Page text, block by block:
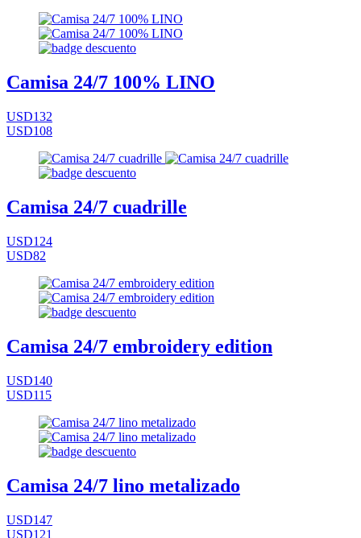
Camisa 24/7 100% LINO
USD132
USD108
Camisa 24/7 cuadrille
USD124
USD82
Camisa 24/7 embroidery edition
USD140
USD115
Camisa 24/7 lino metalizado
USD147
USD121